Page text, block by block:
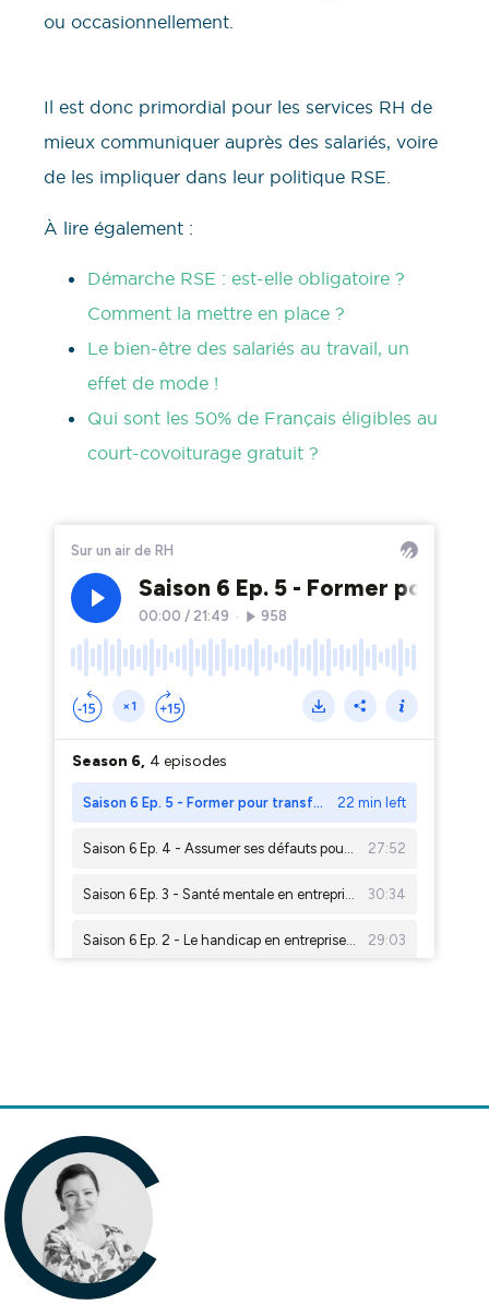
ou occasionnellement.
Il est donc primordial pour les services RH de
mieux communiquer auprès des salariés, voire
de les impliquer dans leur politique RSE.
À lire également :
Démarche RSE : est-elle obligatoire ?
Comment la mettre en place ?
Le bien-être des salariés au travail, un
effet de mode !
Qui sont les 50% de Français éligibles au
court-covoiturage gratuit ?